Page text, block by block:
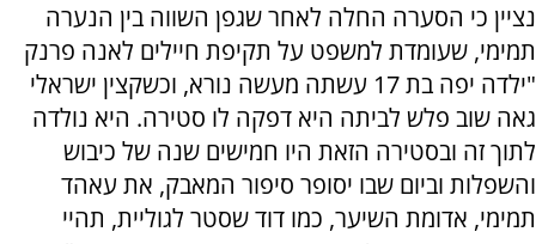
נציין כי הסערה החלה לאחר שגפן השווה בין הנערה
תמימי, שעומדת למשפט על תקיפת חיילים לאנה פרנק
"ילדה יפה בת 17 עשתה מעשה נורא, וכשקצין ישראלי
גאה שוב פלש לביתה היא דפקה לו סטירה. היא נולדה
לתוך זה ובסטירה הזאת היו חמישים שנה של כיבוש
והשפלות וביום שבו יסופר סיפור המאבק, את עאהד
תמימי, אדומת השיער, כמו דוד שסטר לגוליית, תהיי